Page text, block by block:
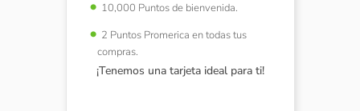
10,000 Puntos de bienvenida.
2 Puntos Promerica en todas tus
compras.
¡Tenemos una tarjeta ideal para ti!